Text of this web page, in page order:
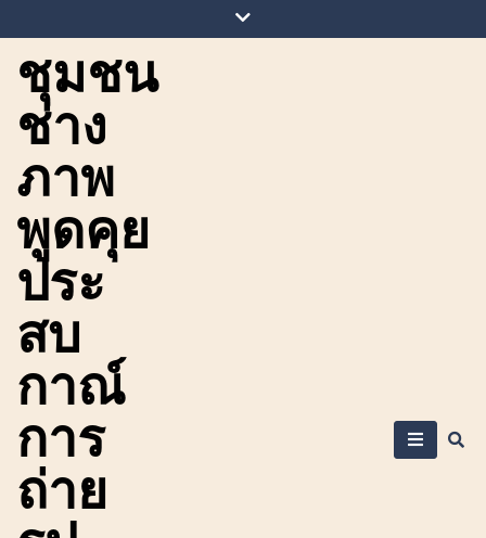
to
content
ชุมชน
ช่าง
ภาพ
พูดคุย
ประ
สบ
กาณ์
การ
ถ่าย